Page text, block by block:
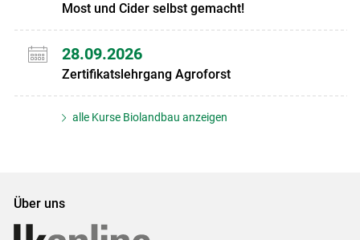
Most und Cider selbst gemacht!
28.09.2026
Zertifikatslehrgang Agroforst
alle Kurse Biolandbau anzeigen
Über uns